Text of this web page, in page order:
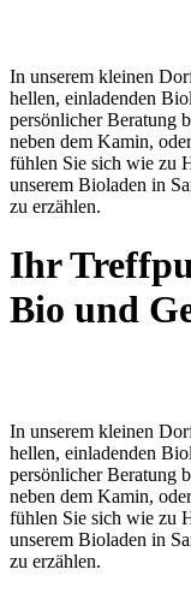
In unserem kleinen
hellen, einladenden
persönlicher Beratung
neben dem Kamin,
fühlen Sie sich wie zu
unserem Bioladen in
zu erzählen.
Ihr
Bio und
In unserem kleinen
hellen, einladenden
persönlicher Beratung
neben dem Kamin,
fühlen Sie sich wie zu
unserem Bioladen in
zu erzählen.